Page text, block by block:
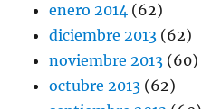
enero 2014 (62)
diciembre 2013 (62)
noviembre 2013 (60)
octubre 2013 (62)